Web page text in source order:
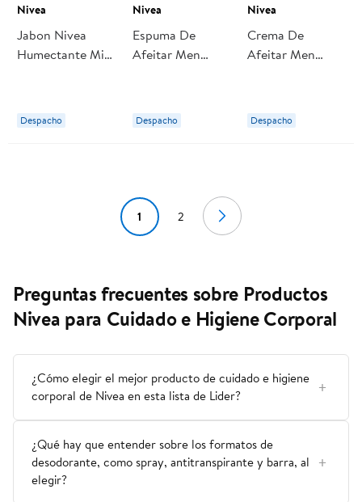
Nivea
Jabon Nivea
Humectante Milk
Despacho
Nivea
Espuma De
Afeitar Men
Despacho
Nivea
Crema De
Afeitar Men
Despacho
1 2
Preguntas frecuentes sobre Productos
Nivea para Cuidado e Higiene Corporal
¿Cómo elegir el mejor producto de cuidado e higiene
corporal de Nivea en esta lista de Lider?
¿Qué hay que entender sobre los formatos de
desodorante, como spray, antitranspirante y barra, al
elegir?